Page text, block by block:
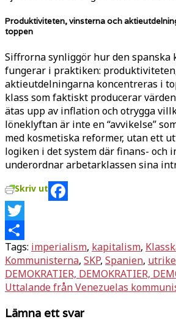
Produktiviteten, vinsterna och
toppen
Siffrorna synliggör hur den spanska
fungerar i praktiken:
aktieutdelningarna koncentreras i
klass som faktiskt producerar
ätas upp av inflation och otrygga
löneklyftan är inte en “avvikelse”
med kosmetiska reformer, utan ett
logiken i det system där finans- och
underordnar arbetarklassen sina
Skriv ut
Facebook
Twitter
Dela
Tags: imperialism, kapitalism,
Kommunisterna, SKP, Spanien,
Inläggsnavigering
DEMOKRATIER, DEMOKRATIER,
Uttalande från Venezuelas
Lämna ett svar